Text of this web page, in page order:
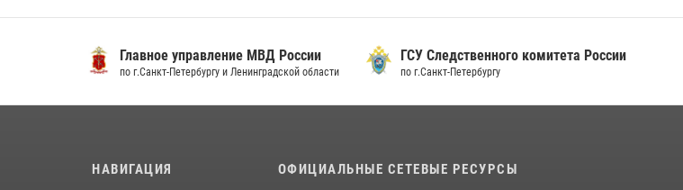
Главное управление МВД России
по г.Санкт-Петербургу и Ленинградской области
ГСУ Следственного комитета России
по г.Санкт-Петербургу
НАВИГАЦИЯ ОФИЦИАЛЬНЫЕ СЕТЕВЫЕ РЕСУРСЫ